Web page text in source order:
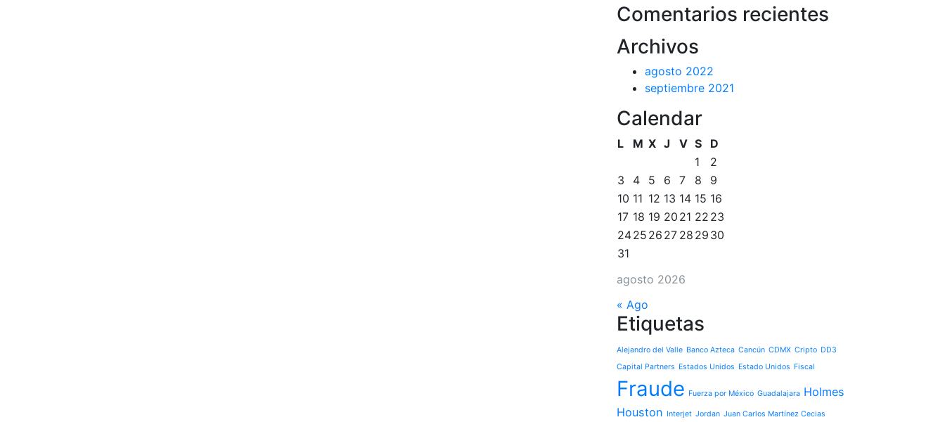
Comentarios recientes
Archivos
agosto 2022
septiembre 2021
Calendar
agosto 2026
L M X J V S
D
1
2
3
4 5 6 7 8
9
10 11 12 13 14 15 16
17 18 19 20 21 22 23
2425 26 27 28 29 30
31
« Ago
Etiquetas
Alejandro del Valle Banco Azteca Cancún CDMX Cripto DD3
Capital Partners Estados Unidos Estado Unidos Fiscal
Fraude Fuerza por México Guadalajara Holmes
Houston Interjet Jordan Juan Carlos Martínez Cecias